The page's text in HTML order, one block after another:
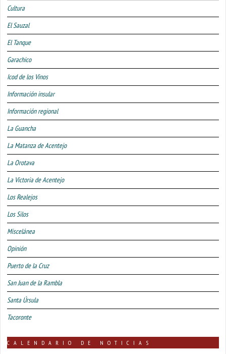
Cultura
El Sauzal
El Tanque
Garachico
Icod de los Vinos
Información insular
Información regional
La Guancha
La Matanza de Acentejo
La Orotava
La Victoria de Acentejo
Los Realejos
Los Silos
Miscelánea
Opinión
Puerto de la Cruz
San Juan de la Rambla
Santa Úrsula
Tacoronte
CALENDARIO DE NOTICIAS